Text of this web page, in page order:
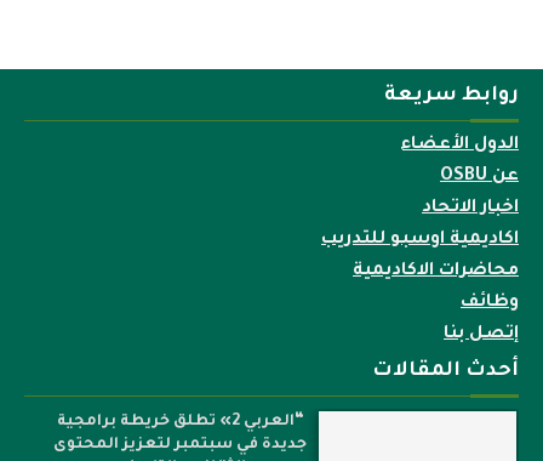
روابط سريعة
الدول الأعضاء
عن OSBU
اخبار الاتحاد
اكاديمية اوسبو للتدريب
محاضرات الاكاديمية
وظائف
إتصل بنا
أحدث المقالات
“العربي 2» تطلق خريطة برامجية
جديدة في سبتمبر لتعزيز المحتوى